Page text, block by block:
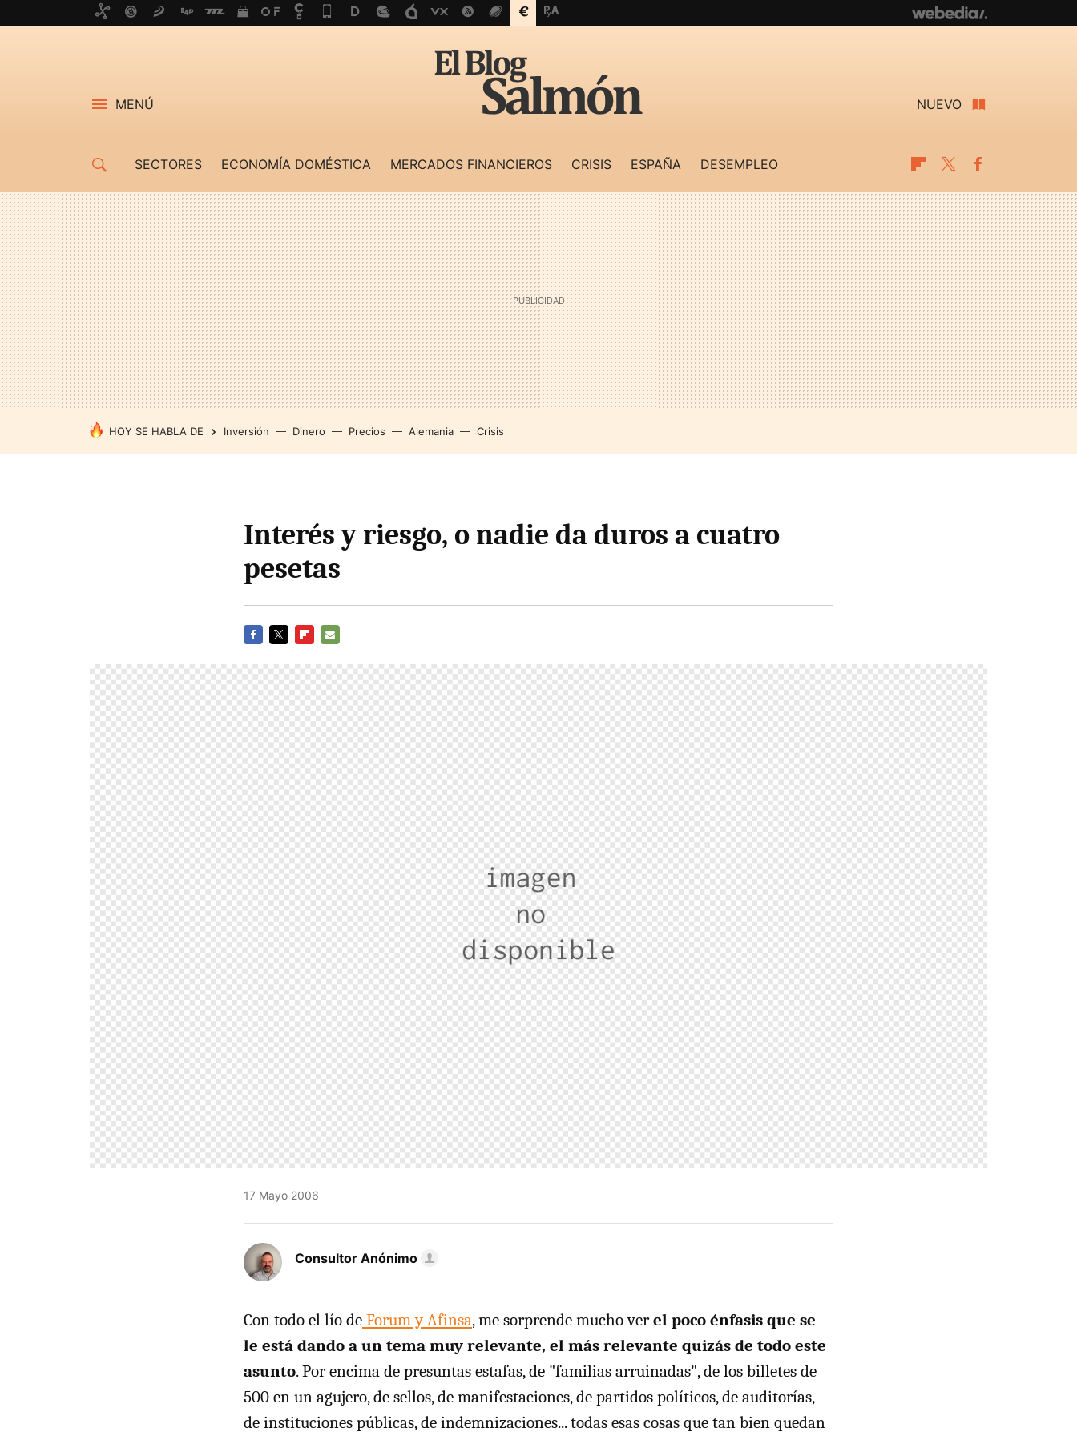
MENÚ NUEVO
SECTORES ECONOMÍA DOMÉSTICA MERCADOS FINANCIEROS CRISIS ESPAÑA DESEMPLEO Flipboard
Twitter
HOY SE HABLA DE Inversión Dinero Precios Alemania Crisis
Interés y riesgo, o nadie da duros a cuatro
pesetas
MAIL
17 Mayo 2006
Consultor Anónimo
Con todo el lío de Forum y Afinsa, me sorprende mucho verel poco énfasis que se
le está dando a un tema muy relevante, el más relevante quizás de todo este
asunto. Por encima de presuntas estafas, de "familias arruinadas", de los billetes de
500 en un agujero, de sellos, de manifestaciones, de partidos políticos, de auditorías,
de instituciones públicas, de indemnizaciones... todas esas cosas que tan bien quedan